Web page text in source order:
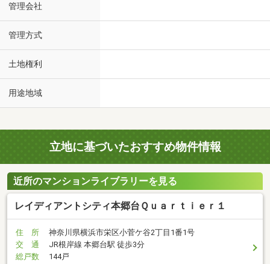
管理会社
管理方式
土地権利
用途地域
立地に基づいたおすすめ物件情報
近所のマンションライブラリーを見る
レイディアントシティ本郷台Ｑｕａｒｔｉｅｒ１
住 所
神奈川県横浜市栄区小菅ケ谷2丁目1番1号
交 通
JR根岸線 本郷台駅 徒歩3分
総戸数
144戸